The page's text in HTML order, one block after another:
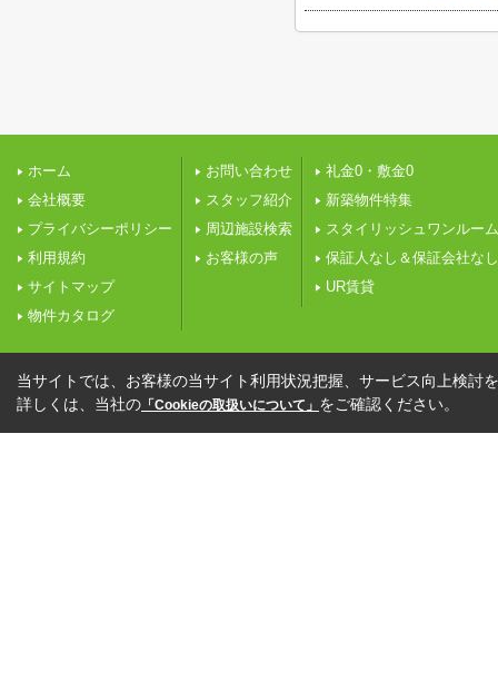
ホーム
会社概要
プライバシーポリシー
利用規約
サイトマップ
物件カタログ
お問い合わせ
スタッフ紹介
周辺施設検索
お客様の声
礼金0・敷金0
新築物件特集
スタイリッシュワンルーム
保証人なし＆保証会社なし
UR賃貸
当サイトでは、お客様の当サイト利用状況把握、サービス向上検討
詳しくは、当社の 「Cookieの取扱いについて」 をご確認ください。